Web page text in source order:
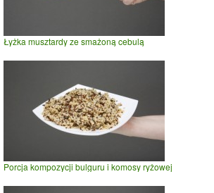
Łyżka musztardy ze smażoną cebulą
Porcja kompozycji bulguru i komosy ryżowej